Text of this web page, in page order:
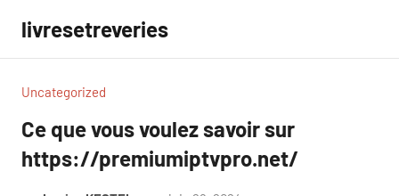
contenu
livresetreveries
Uncategorized
Ce que vous voulez savoir sur
https://premiumiptvpro.net/